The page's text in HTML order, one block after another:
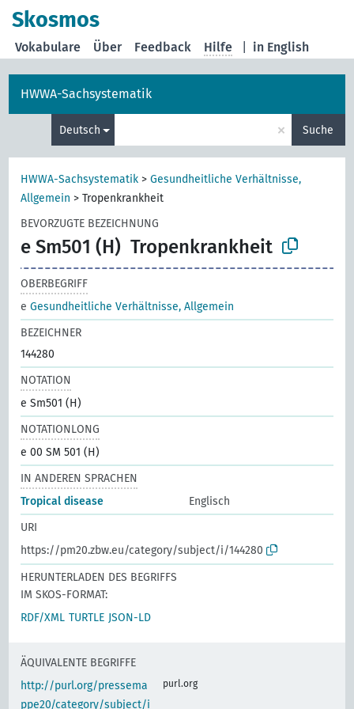
Skosmos
in English
Vokabulare Über Feedback Hilfe
HWWA-Sachsystematik
Deutsch × Suche
HWWA-Sachsystematik >Gesundheitliche Verhältnisse,
Allgemein >Tropenkrankheit
BEVORZUGTE BEZEICHNUNG
e Sm501 (H) Tropenkrankheit
OBERBEGRIFF
eGesundheitliche Verhältnisse, Allgemein
BEZEICHNER
144280
NOTATION
e Sm501 (H)
NOTATIONLONG
e 00 SM 501 (H)
IN ANDEREN SPRACHEN
Tropical disease
Englisch
URI
https://pm20.zbw.eu/category/subject/i/144280
HERUNTERLADEN DES BEGRIFFS
IM SKOS-FORMAT:
RDF/XML TURTLE JSON-LD
ÄQUIVALENTE BEGRIFFE
http://purl.org/pressema
ppe20/category/subject/i
purl.org